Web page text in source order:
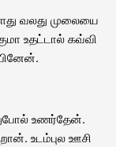
வலது முலையை
உதட்டால் கவ்வி
உணர்தேன்.
உடம்புல ஊசி